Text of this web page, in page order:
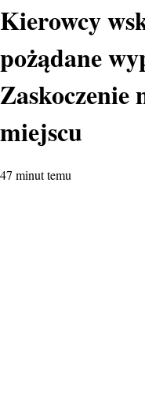
Kierowcy
pożądane
Zaskoczenie
miejscu
47 minut temu